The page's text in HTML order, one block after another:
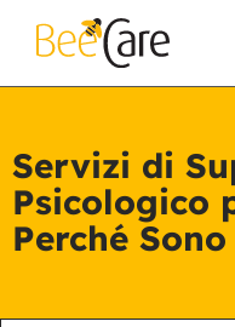
Servizi di
Psicologico
Perché